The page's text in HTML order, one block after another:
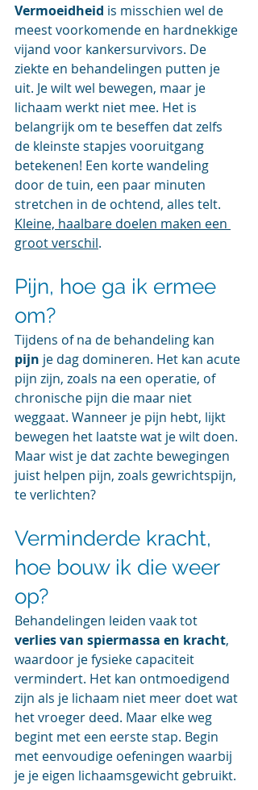
Vermoeidheid is misschien wel de
meest voorkomende en hardnekkige
vijand voor kankersurvivors. De
ziekte en behandelingen putten je
uit. Je wilt wel bewegen, maar je
lichaam werkt niet mee. Het is
belangrijk om te beseffen dat zelfs
de kleinste stapjes vooruitgang
betekenen! Een korte wandeling
door de tuin, een paar minuten
stretchen in de ochtend, alles telt.
Kleine, haalbare doelen maken een
groot verschil.
Pijn, hoe ga ik ermee
om?
Tijdens of na de behandeling kan
pijn je dag domineren. Het kan acute
pijn zijn, zoals na een operatie, of
chronische pijn die maar niet
weggaat. Wanneer je pijn hebt, lijkt
bewegen het laatste wat je wilt doen.
Maar wist je dat zachte bewegingen
juist helpen pijn, zoals gewrichtspijn,
te verlichten?
Verminderde kracht,
hoe bouw ik die weer
op?
Behandelingen leiden vaak tot
verlies van spiermassa en kracht,
waardoor je fysieke capaciteit
vermindert. Het kan ontmoedigend
zijn als je lichaam niet meer doet wat
het vroeger deed. Maar elke weg
begint met een eerste stap. Begin
met eenvoudige oefeningen waarbij
je je eigen lichaamsgewicht gebruikt.